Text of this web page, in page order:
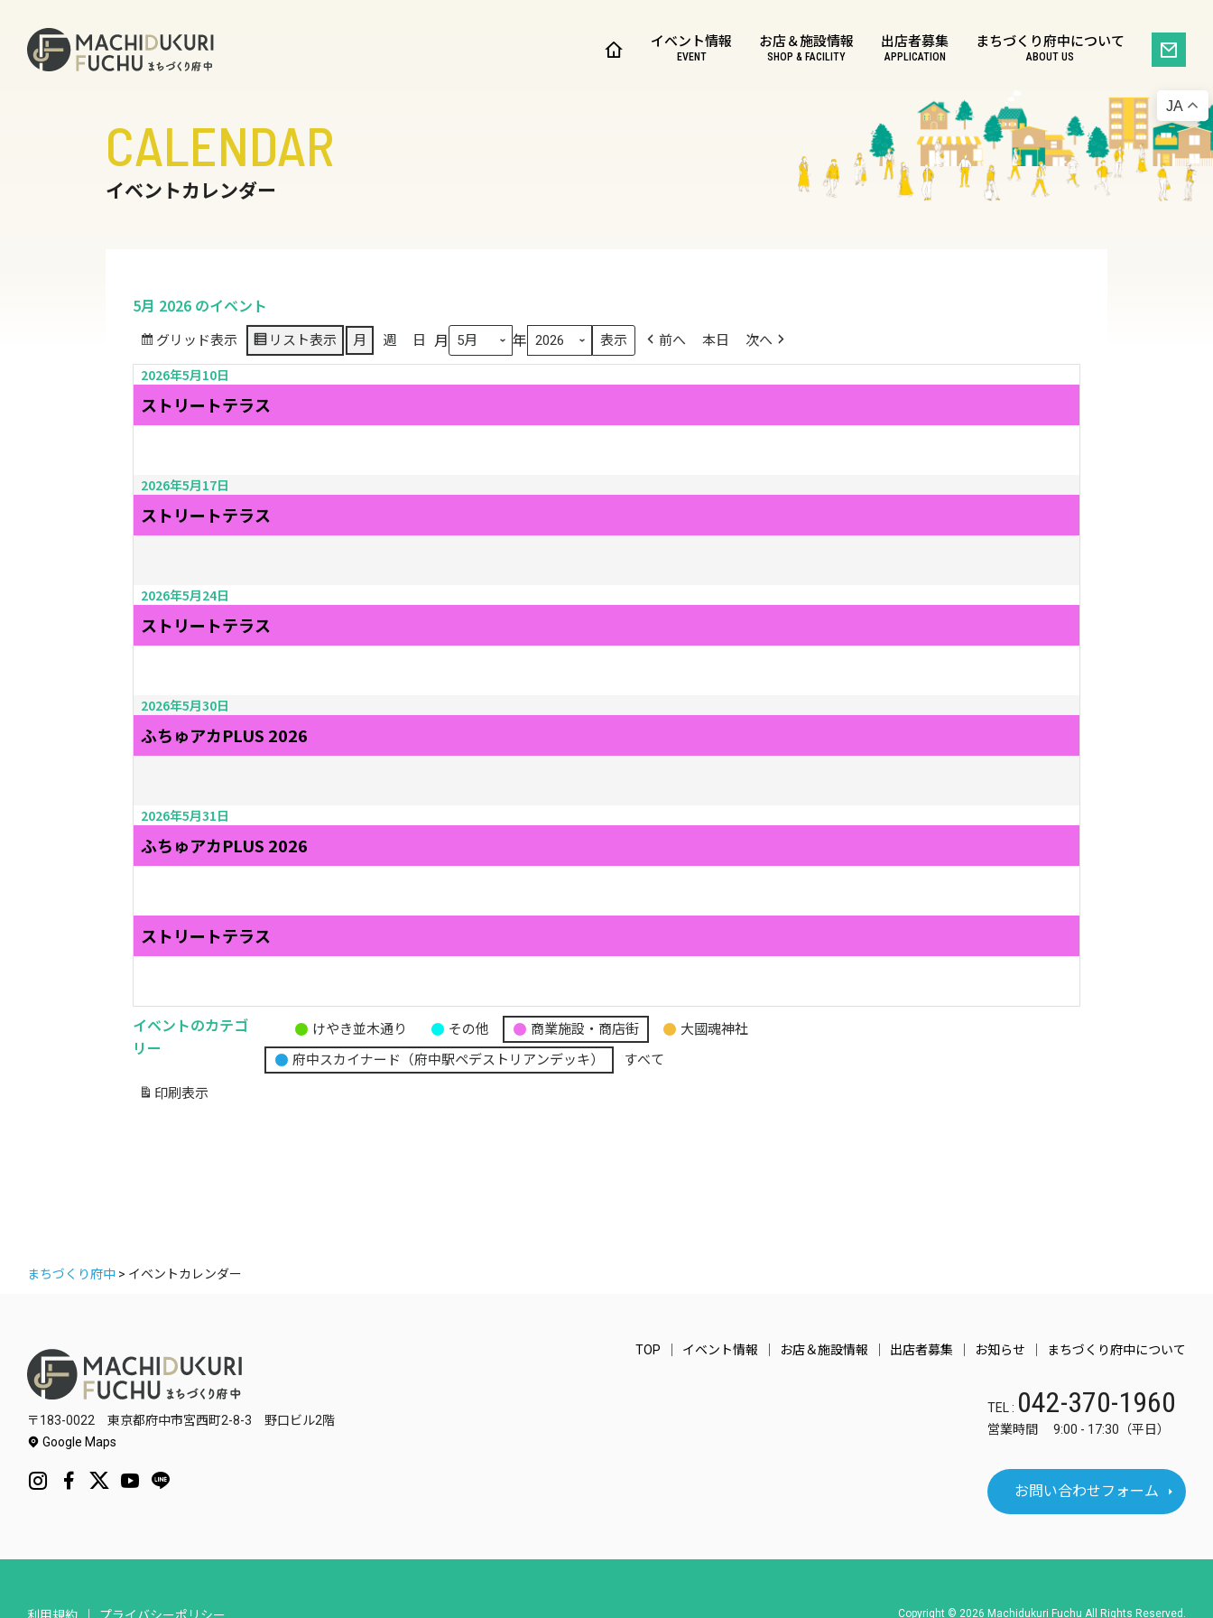
イベント情報
EVENT
お店＆施設情報
SHOP & FACILITY
出店者募集
APPLICATION
まちづくり府中について
ABOUT US
CALENDAR
イベントカレンダー
5月 2026 のイベント
グリッド表示 リスト表示 月 週 日 月 年 前へ 本日 次へ
2026年5月10日
ストリートテラス
2026年5月17日
ストリートテラス
2026年5月24日
ストリートテラス
2026年5月30日
ふちゅアカPLUS 2026
2026年5月31日
ふちゅアカPLUS 2026
ストリートテラス
イベントのカテゴ
リー
題
けやき並木通り その他 商業施設・商店街
大國魂神社
府中スカイナード（府中駅ペデストリアンデッキ）
すべて
印刷 表示
まちづくり府中 > イベントカレンダー
〒183-0022 東京都府中市宮西町2-8-3 野口ビル2階
Google Maps
TOP イベント情報 お店＆施設情報 出店者募集 お知らせ まちづくり府中について
TEL : 042-370-1960
営業時間 9:00 - 17:30（平日）
お問い合わせフォーム
Copyright © 2026 Machidukuri Fuchu All Rights Reserved.
JA